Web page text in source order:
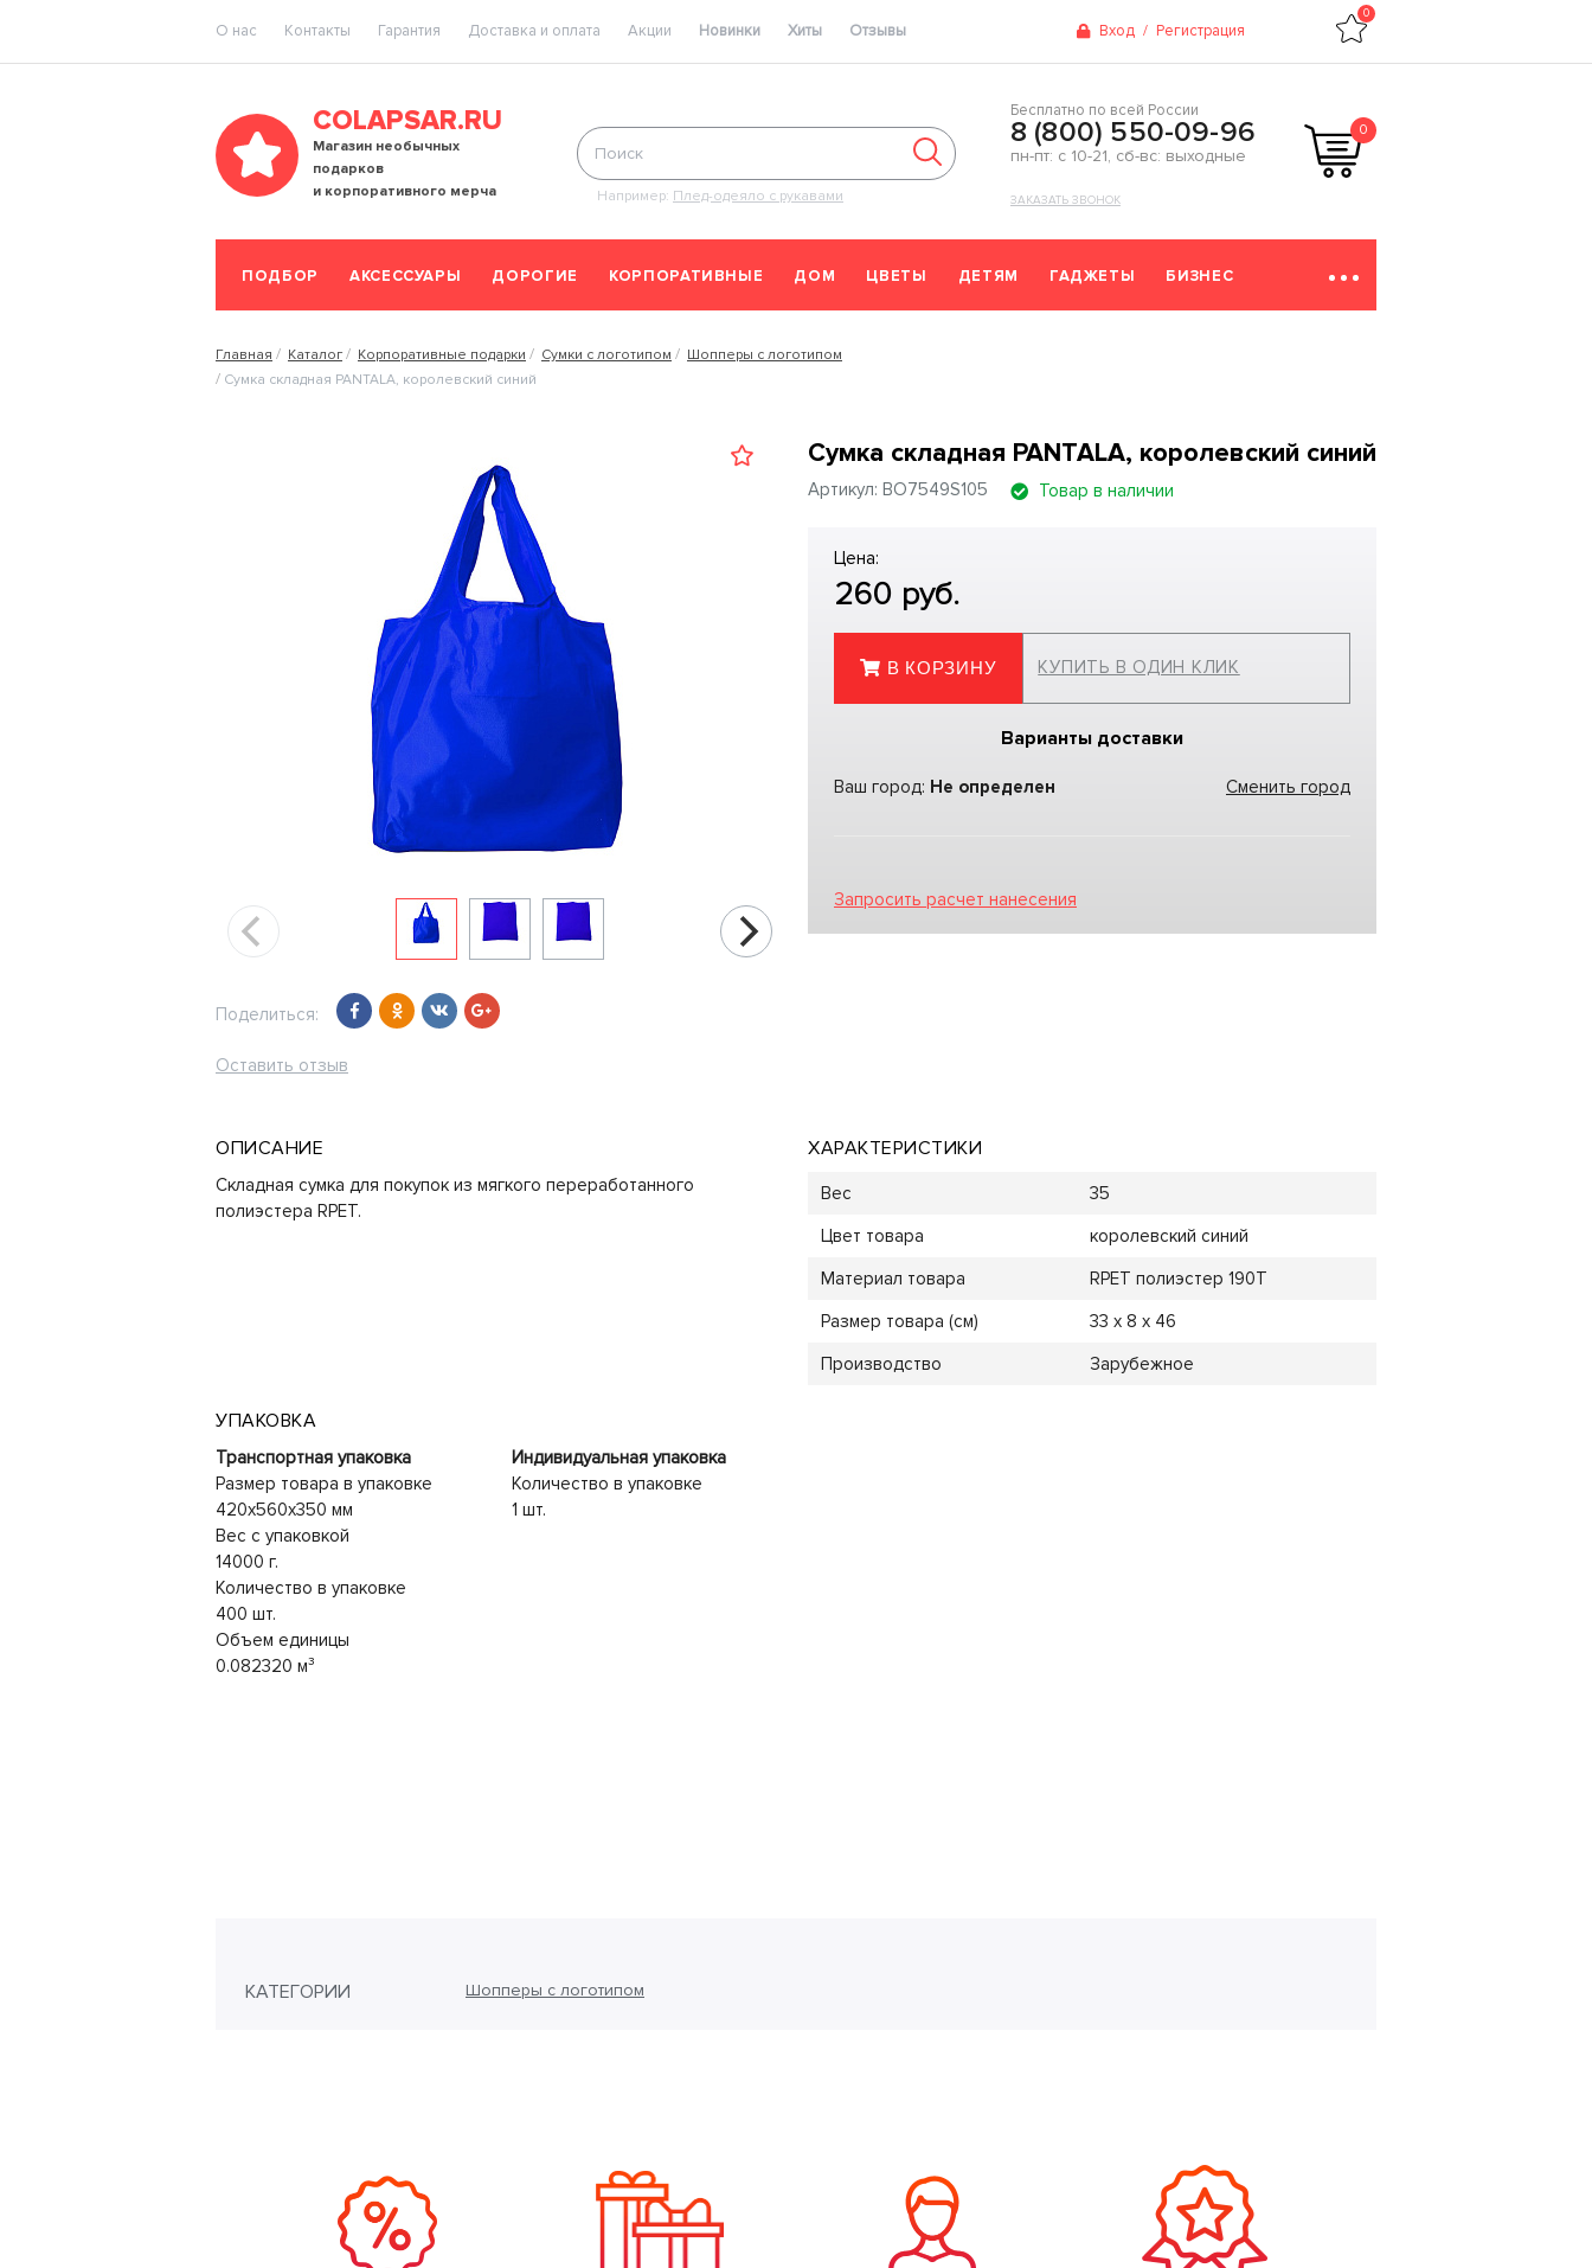
O нас Контакты Гарантия Доставка и оплата Акции Новинки Хиты Отзывы Вход / Регистрация
0
COLAPSAR.RU
Магазин необычных
подарков
и корпоративного мерча
Например: Плед-одеяло с рукавами
Бесплатно по всей России
8 (800) 550-09-96
пн-пт: с 10-21, сб-вс: выходные
ЗАКАЗАТЬ ЗВОНОК
0
ПОДБОР АКСЕССУАРЫ ДОРОГИЕ КОРПОРАТИВНЫЕ ДОМ ЦВЕТЫ ДЕТЯМ ГАДЖЕТЫ БИЗНЕС
Главная Каталог Корпоративные подарки Сумки с логотипом
Шопперы с логотипом
Сумка складная PANTALA, королевский синий
Поделиться:
Оставить отзыв
Сумка складная PANTALA, королевский синий
Артикул: BO7549S105 Товар в наличии
Цена:
260 руб.
В КОРЗИНУ КУПИТЬ В ОДИН КЛИК
Варианты доставки
Ваш город: Не определен Сменить город
Запросить расчет нанесения
ОПИСАНИЕ
Складная сумка для покупок из мягкого переработанного
полиэстера RPET.
ХАРАКТЕРИСТИКИ
Вес
35
Цвет товара
королевский синий
Материал товара
RPET полиэстер 190T
Размер товара (см)
33 x 8 x 46
Производство
Зарубежное
УПАКОВКА
Транспортная упаковка
Размер товара в упаковке
420x560x350 мм
Вес с упаковкой
14000 г.
Количество в упаковке
400 шт.
Объем единицы
0.082320 м³
Индивидуальная упаковка
Количество в упаковке
1 шт.
КАТЕГОРИИ Шопперы с логотипом